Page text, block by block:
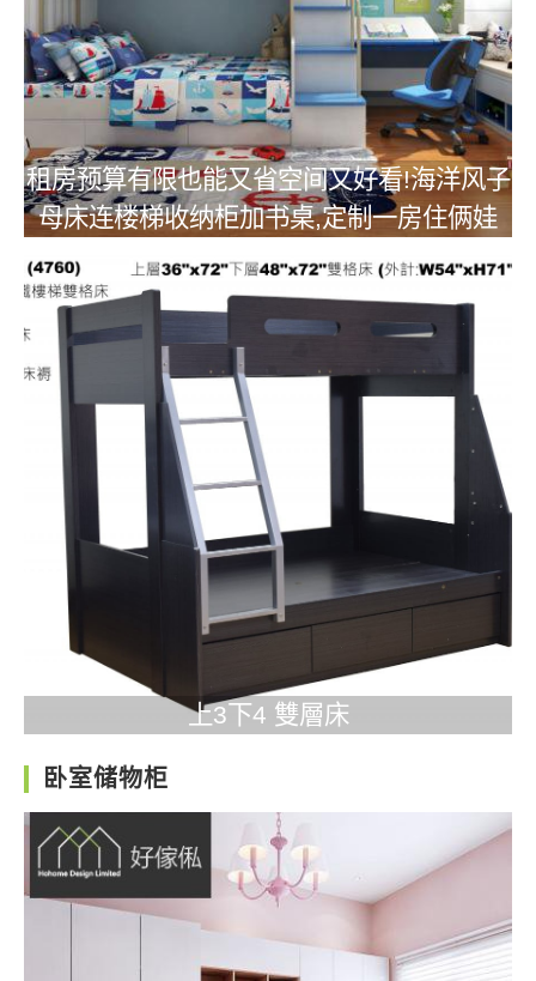
租房预算有限也能又省空间又好看!海洋风子
母床连楼梯收纳柜加书桌,定制一房住俩娃
上3下4 雙層床
卧室储物柜